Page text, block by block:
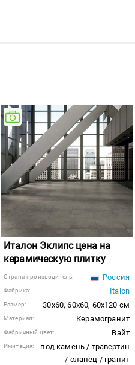
Италон Эклипс цена на
керамическую плитку
Страна-производитель: Россия
Фабрика: Italon
Размер: 30x60, 60x60, 60x120 см
Материал: Керамогранит
Фабричный цвет: Вайт
Имитация:
под камень / травертин
/ сланец / гранит